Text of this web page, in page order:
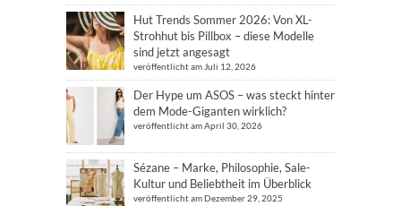
Hut Trends Sommer 2026: Von XL-
Strohhut bis Pillbox – diese Modelle
sind jetzt angesagt
veröffentlicht am Juli 12, 2026
Der Hype um ASOS – was steckt hinter
dem Mode-Giganten wirklich?
veröffentlicht am April 30, 2026
Sézane – Marke, Philosophie, Sale-
Kultur und Beliebtheit im Überblick
veröffentlicht am Dezember 29, 2025